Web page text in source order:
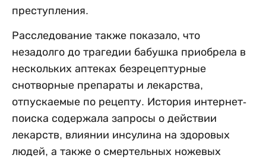
преступления.
Расследование также показало, что
незадолго до трагедии бабушка приобрела в
нескольких аптеках безрецептурные
снотворные препараты и лекарства,
отпускаемые по рецепту. История интернет-
поиска содержала запросы о действии
лекарств, влиянии инсулина на здоровых
людей, а также о смертельных ножевых